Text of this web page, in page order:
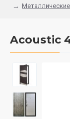
Металлические
Acoustic